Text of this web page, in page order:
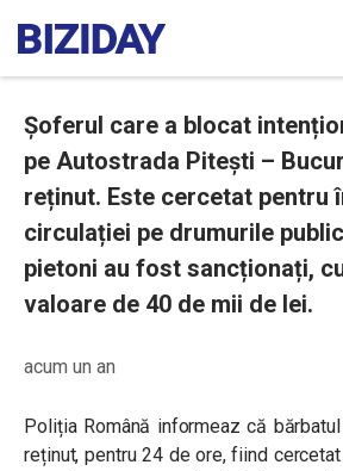
Șoferul care a blocat
pe Autostrada Pitești –
reținut. Este cercetat pentru
circulației pe drumurile
pietoni au fost sancționați,
valoare de 40 de mii de lei.
acum un an
Poliția Română informeaz că
reținut, pentru 24 de ore, fiind